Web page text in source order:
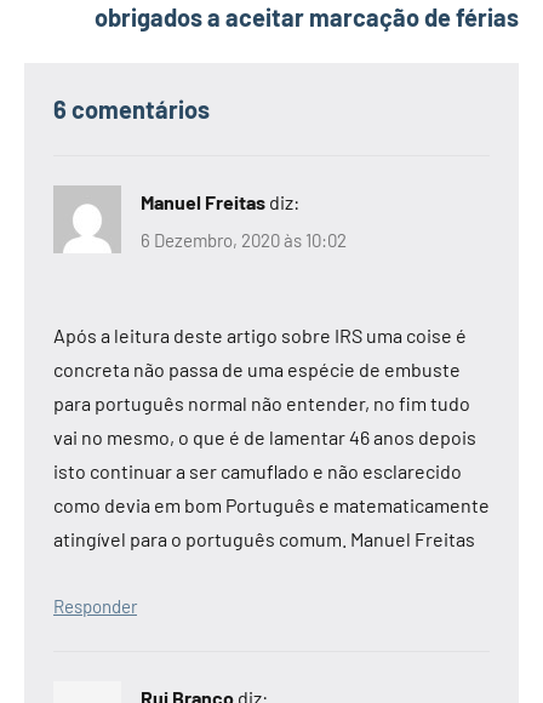
obrigados a aceitar marcação de férias
6 comentários
Manuel Freitas diz:
6 Dezembro, 2020 às 10:02
Após a leitura deste artigo sobre IRS uma coise é
concreta não passa de uma espécie de embuste
para português normal não entender, no fim tudo
vai no mesmo, o que é de lamentar 46 anos depois
isto continuar a ser camuflado e não esclarecido
como devia em bom Português e matematicamente
atingível para o português comum. Manuel Freitas
Responder
Rui Branco diz: